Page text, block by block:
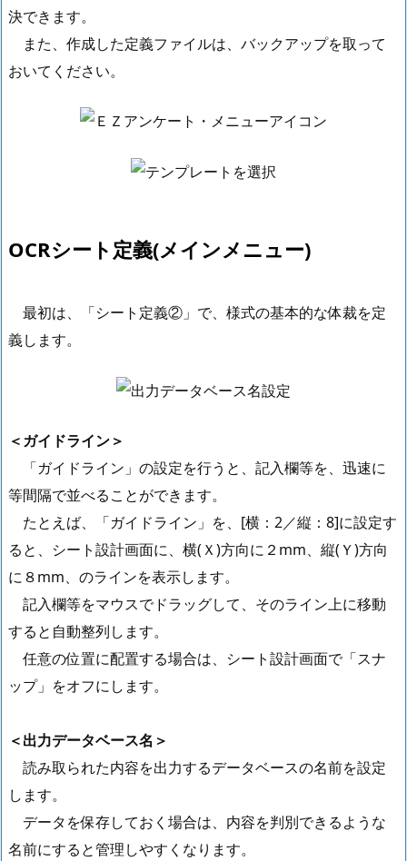
決できます。
また、作成した定義ファイルは、バックアップを取って
おいてください。
OCRシート定義(メインメニュー)
最初は、「シート定義②」で、様式の基本的な体裁を定
義します。
＜ガイドライン＞
「ガイドライン」の設定を行うと、記入欄等を、迅速に
等間隔で並べることができます。
たとえば、「ガイドライン」を、[横：2／縦：8]に設定す
ると、シート設計画面に、横(Ｘ)方向に２mm、縦(Ｙ)方向
に８mm、のラインを表示します。
記入欄等をマウスでドラッグして、そのライン上に移動
すると自動整列します。
任意の位置に配置する場合は、シート設計画面で「スナ
ップ」をオフにします。
＜出力データベース名＞
読み取られた内容を出力するデータベースの名前を設定
します。
データを保存しておく場合は、内容を判別できるような
名前にすると管理しやすくなります。